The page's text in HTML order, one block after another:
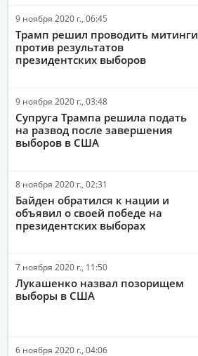
9 ноября 2020 г., 06:45
Трамп решил проводить митинги
против результатов
президентских выборов
9 ноября 2020 г., 03:48
Супруга Трампа решила подать
на развод после завершения
выборов в США
8 ноября 2020 г., 02:31
Байден обратился к нации и
объявил о своей победе на
президентских выборах
7 ноября 2020 г., 11:50
Лукашенко назвал позорищем
выборы в США
6 ноября 2020 г., 04:06